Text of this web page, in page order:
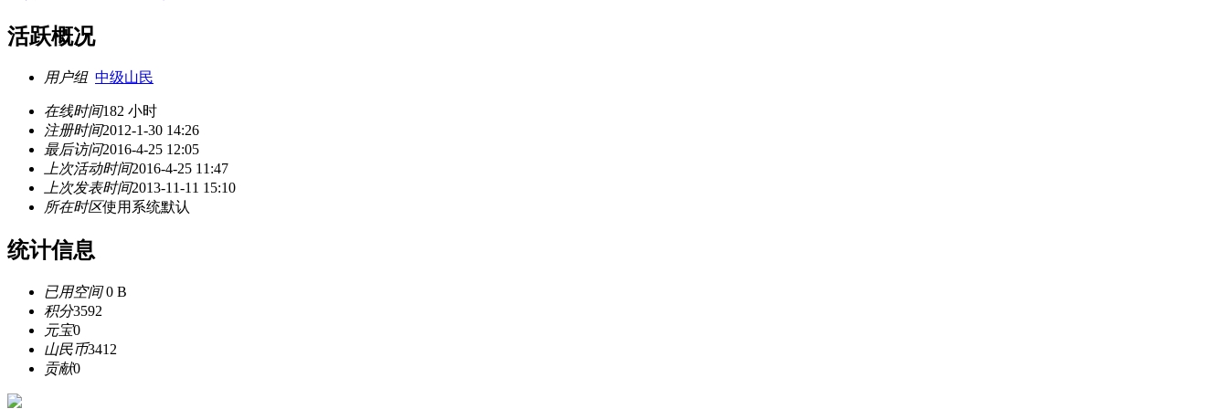
活跃概况
用户组 中级山民
在线时间182 小时
注册时间2012-1-30 14:26
最后访问2016-4-25 12:05
上次活动时间2016-4-25 11:47
上次发表时间2013-11-11 15:10
所在时区使用系统默认
统计信息
已用空间0 B
积分3592
元宝0
山民币3412
贡献0